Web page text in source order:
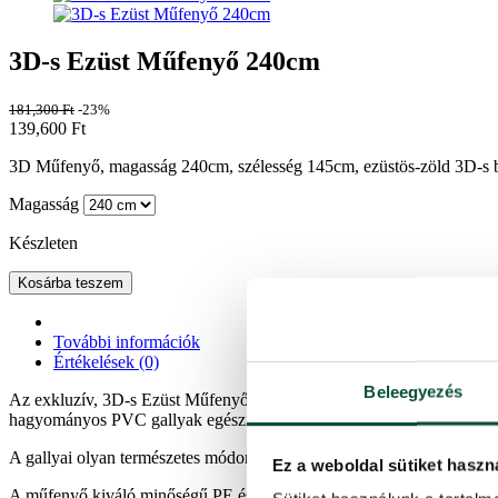
Beleegyezés
Ez a weboldal sütiket
3D-s Ezüst Műfenyő 240cm
181,300Ft -23%
139,600 Ft
3D Műfenyő, magasság 240cm, szélesség 145cm, ezüstös-zöld
Magasság
Készleten
Kosárba teszem
További információk
Értékelések (0)
Az exkluzív, 3D-s Ezüst Műfenyő különleges ezüstös-zöld színével
hagyományos PVC gallyak egészítették ki. A tűlevelek különleges
A gallyai olyan természetes módon vannak elhelyezve, hogy a lehető